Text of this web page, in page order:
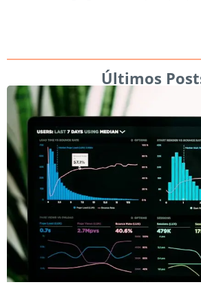
Últimos